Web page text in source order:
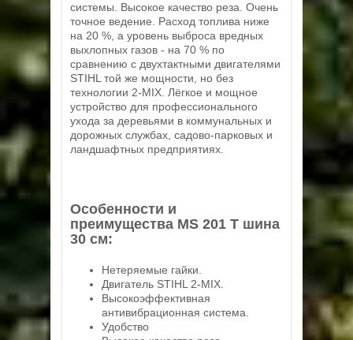
системы. Высокое качество реза. Очень
точное ведение. Расход топлива ниже
на 20 %, а уровень выброса вредных
выхлопных газов - на 70 % по
сравнению с двухтактными двигателями
STIHL той же мощности, но без
технологии 2-MIX. Лёгкое и мощное
устройство для профессионального
ухода за деревьями в коммунальных и
дорожных службах, садово-парковых и
ландшафтных предприятиях.
Особенности и
преимущества MS 201 T шина
30 см:
Нетеряемые гайки.
Двигатель STIHL 2-MIX.
Высокоэффективная
антивибрационная система.
Удобство